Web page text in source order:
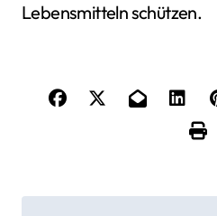
Lebensmitteln schützen.